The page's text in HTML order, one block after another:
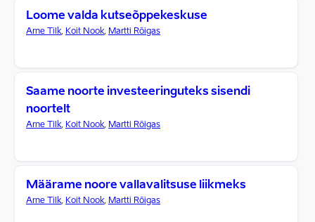
Loome valda kutseõppekeskuse
Arne Tilk, Koit Nook, Martti Rõigas
Saame noorte investeeringuteks sisendi
noortelt
Arne Tilk, Koit Nook, Martti Rõigas
Määrame noore vallavalitsuse liikmeks
Arne Tilk, Koit Nook, Martti Rõigas